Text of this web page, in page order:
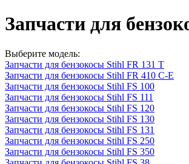
Запчасти для
Выберите модель:
Запчасти для бензокосы Stihl FR 131 T
Запчасти для бензокосы Stihl FR 410 C-E
Запчасти для бензокосы Stihl FS 100
Запчасти для бензокосы Stihl FS 111
Запчасти для бензокосы Stihl FS 120
Запчасти для бензокосы Stihl FS 130
Запчасти для бензокосы Stihl FS 131
Запчасти для бензокосы Stihl FS 250
Запчасти для бензокосы Stihl FS 350